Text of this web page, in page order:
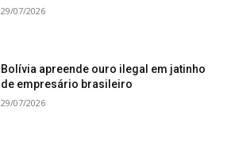
29/07/2026
Bolívia apreende ouro ilegal em jatinho
de empresário brasileiro
29/07/2026